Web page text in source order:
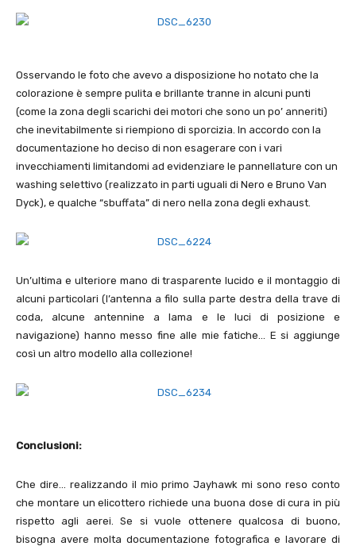
Osservando le foto che avevo a disposizione ho notato che la
colorazione è sempre pulita e brillante tranne in alcuni punti
(come la zona degli scarichi dei motori che sono un po’ anneriti)
che inevitabilmente si riempiono di sporcizia. In accordo con la
documentazione ho deciso di non esagerare con i vari
invecchiamenti limitandomi ad evidenziare le pannellature con un
washing selettivo (realizzato in parti uguali di Nero e Bruno Van
Dyck), e qualche “sbuffata” di nero nella zona degli exhaust.
Un’ultima e ulteriore mano di trasparente lucido e il montaggio di
alcuni particolari (l’antenna a filo sulla parte destra della trave di
coda, alcune antennine a lama e le luci di posizione e
navigazione) hanno messo fine alle mie fatiche… E si aggiunge
così un altro modello alla collezione!
Conclusioni:
Che dire… realizzando il mio primo Jayhawk mi sono reso conto
che montare un elicottero richiede una buona dose di cura in più
rispetto agli aerei. Se si vuole ottenere qualcosa di buono,
bisogna avere molta documentazione fotografica e lavorare di